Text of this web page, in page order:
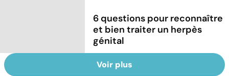
6 questions pour reconnaître
et bien traiter un herpès
génital
Voir plus